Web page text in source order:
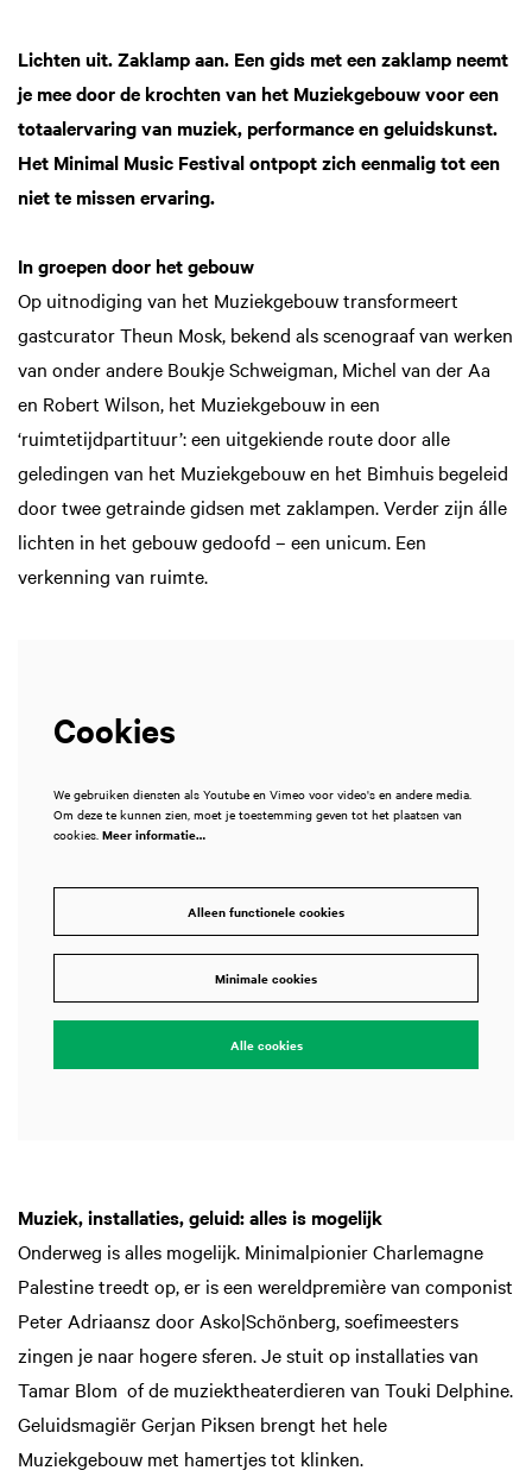
Lichten uit. Zaklamp aan. Een gids met een zaklamp neemt
je mee door de krochten van het Muziekgebouw voor een
totaalervaring van muziek, performance en geluidskunst.
Het Minimal Music Festival ontpopt zich eenmalig tot een
niet te missen ervaring.
In groepen door het gebouw
Op uitnodiging van het Muziekgebouw transformeert
gastcurator Theun Mosk, bekend als scenograaf van werken
van onder andere Boukje Schweigman, Michel van der Aa
en Robert Wilson, het Muziekgebouw in een
‘ruimtetijdpartituur’: een uitgekiende route door alle
geledingen van het Muziekgebouw en het Bimhuis begeleid
door twee getrainde gidsen met zaklampen. Verder zijn álle
lichten in het gebouw gedoofd – een unicum. Een
verkenning van ruimte.
Cookies
We gebruiken diensten als Youtube en Vimeo voor video's en andere media.
Om deze te kunnen zien, moet je toestemming geven tot het plaatsen van
cookies. Meer informatie…
Alleen functionele cookies
Minimale cookies
Alle cookies
Muziek, installaties, geluid: alles is mogelijk
Onderweg is alles mogelijk. Minimalpionier Charlemagne
Palestine treedt op, er is een wereldpremière van componist
Peter Adriaansz door Asko|Schönberg, soefimeesters
zingen je naar hogere sferen. Je stuit op installaties van
Tamar Blom of de muziektheaterdieren van Touki Delphine.
Geluidsmagiër Gerjan Piksen brengt het hele
Muziekgebouw met hamertjes tot klinken.